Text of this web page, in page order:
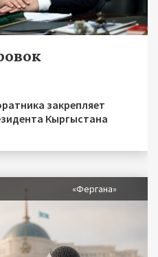
закрепляет
Кыргыстана
«Фергана»